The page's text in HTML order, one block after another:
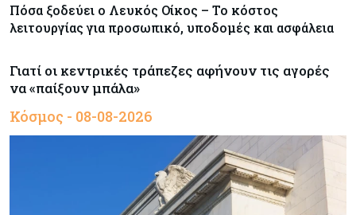
Πόσα ξοδεύει ο Λευκός Οίκος – Το κόστος
λειτουργίας για προσωπικό, υποδομές και ασφάλεια
Γιατί οι κεντρικές τράπεζες αφήνουν τις αγορές
να «παίξουν μπάλα»
Κόσμος - 08-08-2026